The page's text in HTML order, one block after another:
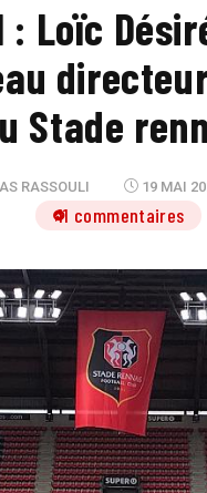
Loïc
Stade
RASSOULI 19 MAI
11 commentaires